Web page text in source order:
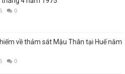
0
về thảm sát Mậu Thân tại Huế năm
0